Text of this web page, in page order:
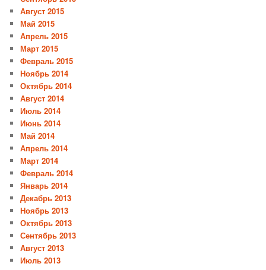
Август 2015
Май 2015
Апрель 2015
Март 2015
Февраль 2015
Ноябрь 2014
Октябрь 2014
Август 2014
Июль 2014
Июнь 2014
Май 2014
Апрель 2014
Март 2014
Февраль 2014
Январь 2014
Декабрь 2013
Ноябрь 2013
Октябрь 2013
Сентябрь 2013
Август 2013
Июль 2013